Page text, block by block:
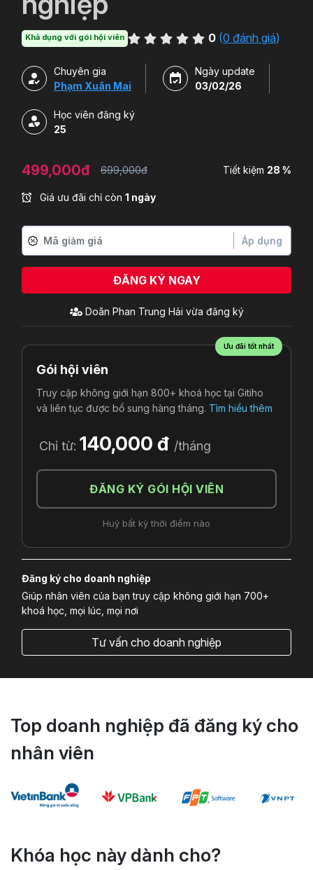
Khả dụng với gói hội viên 0 (0 đánh giá)
Chuyên gia
Phạm Xuân Mai
Ngày update
03/02/26
Học viên đăng ký
25
499,000đ 699,000đ Tiết kiệm 28 %
Giá ưu đãi chỉ còn 1 ngày
Áp dụng
ĐĂNG KÝ NGAY
Ưu đãi tốt nhất
Gói hội viên
Truy cập không giới hạn 800+ khoá học tại Gitiho
và liên tục được bổ sung hàng tháng. Tìm hiểu thêm
Chỉ từ: 140,000 đ /tháng
ĐĂNG KÝ GÓI HỘI VIÊN
Huỷ bất kỳ thời điểm nào
Đăng ký cho doanh nghiệp
Giúp nhân viên của bạn truy cập không giới hạn 700+
khoá học, mọi lúc, mọi nơi
Tư vấn cho doanh nghiệp
Top doanh nghiệp đã đăng ký cho
nhân viên
Khóa học này dành cho?